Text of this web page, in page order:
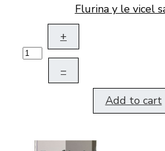
Flurina y le vicel
+
–
Add to cart